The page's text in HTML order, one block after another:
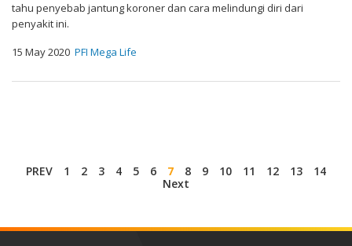
tahu penyebab jantung koroner dan cara melindungi diri dari
penyakit ini.
15 May 2020 PFI Mega Life
PREV 1 2 3 4 5 6 7 8 9 10 11 12 13
14
Next